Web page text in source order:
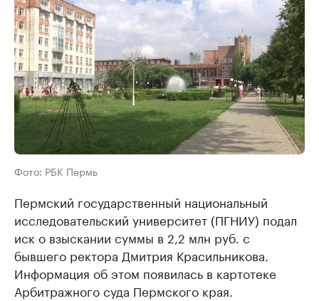
Фото: РБК Пермь
Пермский государственный национальный
исследовательский университет (ПГНИУ) подал
иск о взыскании суммы в 2,2 млн руб. с
бывшего ректора Дмитрия Красильникова.
Информация об этом появилась в картотеке
Арбитражного суда Пермского края.